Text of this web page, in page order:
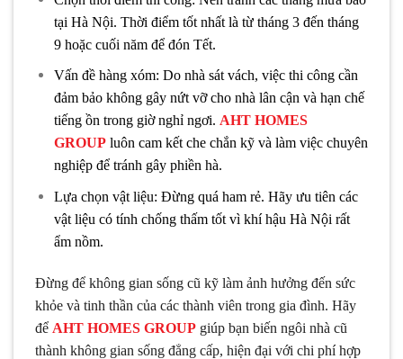
tại Hà Nội. Thời điểm tốt nhất là từ tháng 3 đến tháng
9 hoặc cuối năm để đón Tết.
Vấn đề hàng xóm: Do nhà sát vách, việc thi công cần
đảm bảo không gây nứt vỡ cho nhà lân cận và hạn chế
tiếng ồn trong giờ nghỉ ngơi. AHT HOMES
GROUPluôn cam kết che chắn kỹ và làm việc chuyên
nghiệp để tránh gây phiền hà.
Lựa chọn vật liệu: Đừng quá ham rẻ. Hãy ưu tiên các
vật liệu có tính chống thấm tốt vì khí hậu Hà Nội rất
ẩm nồm.
Đừng để không gian sống cũ kỹ làm ảnh hưởng đến sức
khỏe và tinh thần của các thành viên trong gia đình. Hãy
để AHT HOMES GROUP giúp bạn biến ngôi nhà cũ
thành không gian sống đẳng cấp, hiện đại với chi phí hợp